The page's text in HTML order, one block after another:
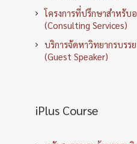
โครงการที่ปรึกษาสำหรับ
(Consulting Services)
บริการจัดหาวิทยากรบรร
(Guest Speaker)
iPlus Course